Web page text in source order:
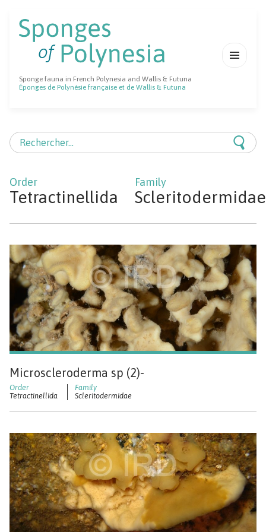
Sponge fauna in French Polynesia and Wallis & Futuna
Éponges de Polynésie française et de Wallis & Futuna
Rechercher :
Tetractinellida Scleritodermidae
Microscleroderma sp (2)-
Tetractinellida Scleritodermidae